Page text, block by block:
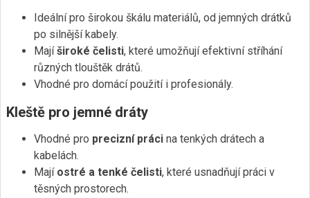
Ideální pro širokou škálu materiálů, od jemných drátků
po silnější kabely.
Majíširoké čelisti, které umožňují efektivní stříhání
různých tlouštěk drátů.
Vhodné pro domácí použití i profesionály.
Kleště pro jemné dráty
Vhodné pro precizní práci na tenkých drátech a
kabelách.
Mají ostré a tenké čelisti, které usnadňují práci v
těsných prostorech.